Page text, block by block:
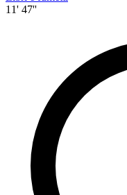
11' 47''